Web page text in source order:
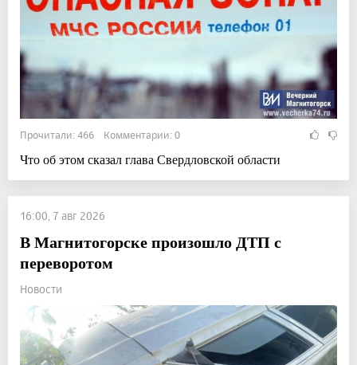
Прочитали: 466 Комментарии: 0
Что об этом сказал глава Свердловской области
16:00, 7 авг 2026
В Магнитогорске произошло ДТП с
переворотом
Новости